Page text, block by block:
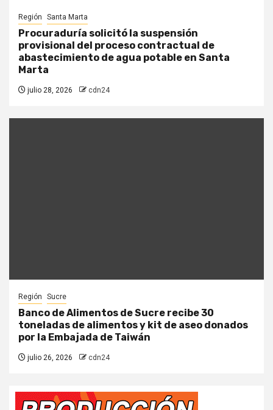
Región Santa Marta
Procuraduría solicitó la suspensión
provisional del proceso contractual de
abastecimiento de agua potable en Santa
Marta
julio 28, 2026 cdn24
Región Sucre
Banco de Alimentos de Sucre recibe 30
toneladas de alimentos y kit de aseo donados
por la Embajada de Taiwán
julio 26, 2026 cdn24